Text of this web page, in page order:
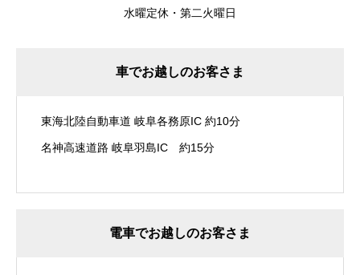
水曜定休・第二火曜日
車でお越しのお客さま
東海北陸自動車道 岐阜各務原IC 約10分
名神高速道路 岐阜羽島IC 約15分
電車でお越しのお客さま